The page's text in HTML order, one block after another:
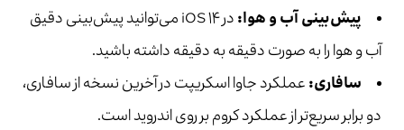
پیش‌بینی آب و هوا:
در iOS ۱۴ می‌توانید پیش‌بینی دقیق
آب و هوا را به صورت دقیقه به دقیقه داشته باشید.
سافاری:عملکرد جاوا اسکریپت در آخرین نسخه از سافاری،
دو برابر سریع‌تر از عملکرد کروم بر روی اندروید است.